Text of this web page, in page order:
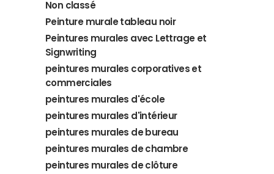
Non classé
Peinture murale tableau noir
Peintures murales avec Lettrage et
Signwriting
peintures murales corporatives et
commerciales
peintures murales d'école
peintures murales d'intérieur
peintures murales de bureau
peintures murales de chambre
peintures murales de clôture